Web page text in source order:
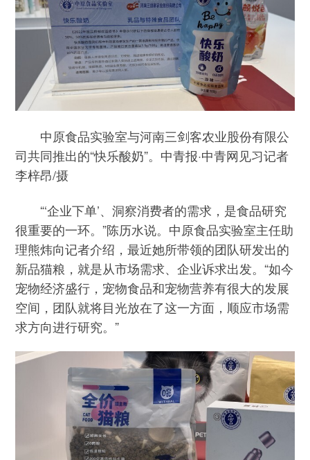
中原食品实验室与河南三剑客农业股份有限公
司共同推出的“快乐酸奶”。中青报·中青网见习记者
李梓昂/摄
“‘企业下单’、洞察消费者的需求，是食品研究
很重要的一环。”陈历水说。中原食品实验室主任助
理熊炜向记者介绍，最近她所带领的团队研发出的
新品猫粮，就是从市场需求、企业诉求出发。“如今
宠物经济盛行，宠物食品和宠物营养有很大的发展
空间，团队就将目光放在了这一方面，顺应市场需
求方向进行研究。”